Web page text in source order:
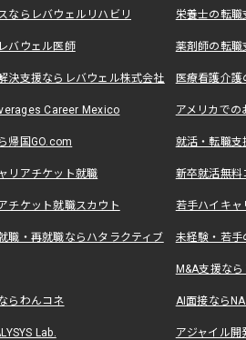
ならレバウェルリハビリ 栄養士の転
バウェル医師 薬剤師の転
決支援ならレバウェル株式会社 医療看護介
Career Mexico アメリカで
帰国GO.com 就活・転職
リアチケット就職 新卒就活無料
チケット就職スカウト 若手ハイキ
職・再就職ならハタラクティブ 未経験・若手
M&A支援な
らわんコネ AI面接なら
Lab. アジャイル